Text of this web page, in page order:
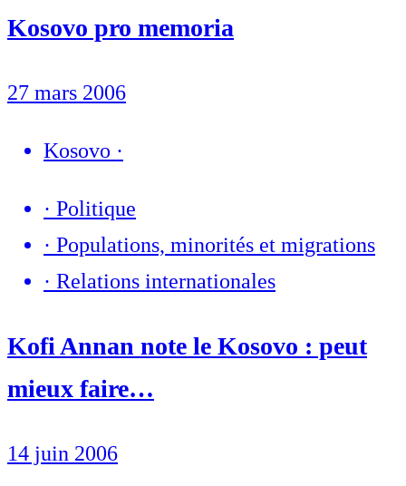
Kosovo pro memoria
27 mars 2006
Kosovo ·
· Politique
· Populations, minorités et migrations
· Relations internationales
Kofi Annan note le Kosovo : peut
mieux faire…
14 juin 2006